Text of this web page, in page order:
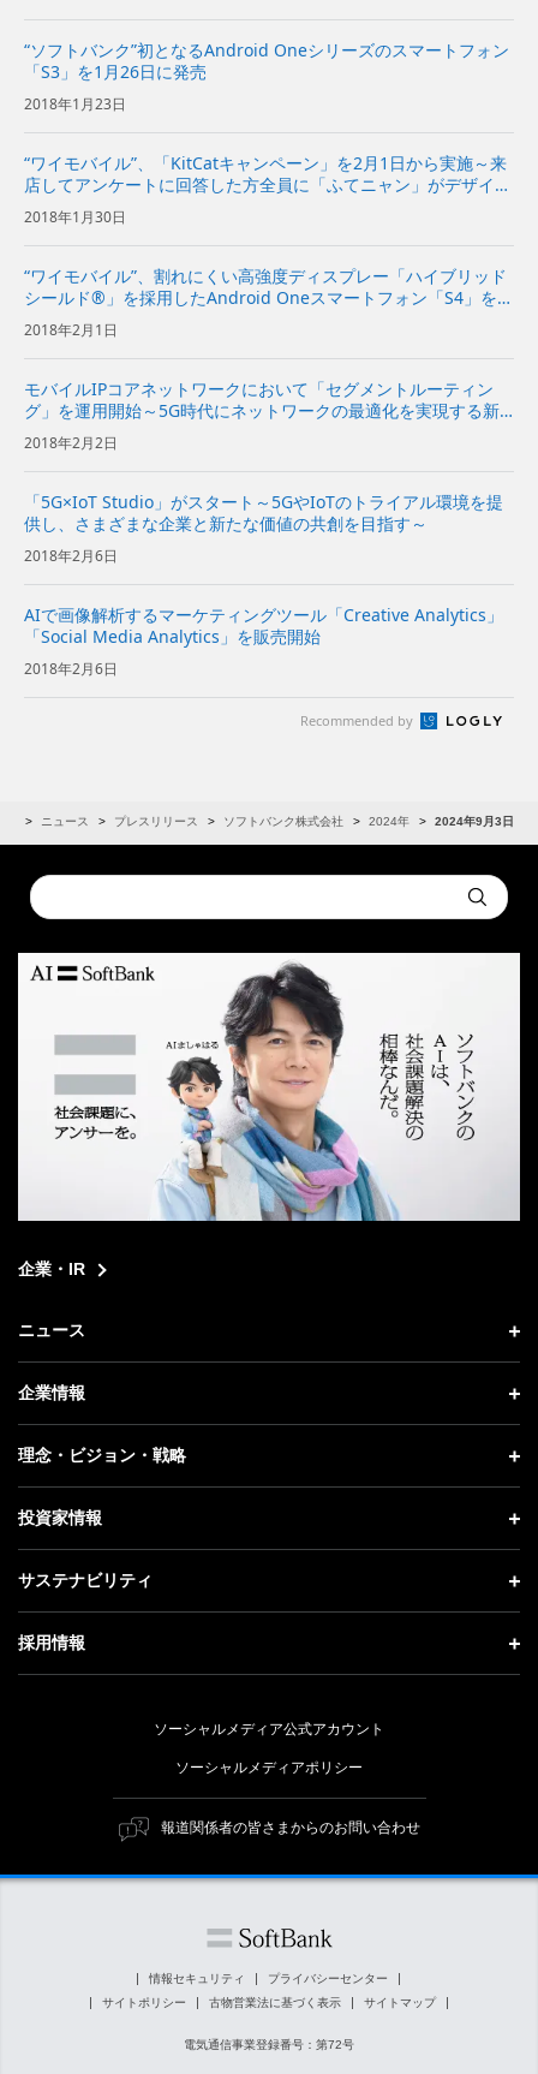
“ソフトバンク”初となるAndroid Oneシリーズのスマートフォン
「S3」を1月26日に発売
2018年1月23日
“ワイモバイル”、「KitCatキャンペーン」を2月1日から実施～来
店してアンケートに回答した方全員に「ふてニャン」がデザイン
されたキットカット「KitCat」をプレゼント～
2018年1月30日
“ワイモバイル”、割れにくい高強度ディスプレー「ハイブリッド
シールド®」を採用したAndroid Oneスマートフォン「S4」を2
月8日に発売
2018年2月1日
モバイルIPコアネットワークにおいて「セグメントルーティン
グ」を運用開始～5G時代にネットワークの最適化を実現する新
技術を導入～
2018年2月2日
「5G×IoT Studio」がスタート～5GやIoTのトライアル環境を提
供し、さまざまな企業と新たな価値の共創を目指す～
2018年2月6日
AIで画像解析するマーケティングツール「Creative Analytics」
「Social Media Analytics」を販売開始
2018年2月6日
Recommended by
ニュース プレスリリース ソフトバンク株式会社 2024年 2024年9月3日
Conduct
a
Submit
企業・IR
ニュース
ニュース トップ
プレスリリース
更新情報
記者説明会
企業情報
企業情報 トップ
社長メッセージ
事業紹介
ガバナンス
理念・ビジョン・戦略
理念・ビジョン・戦略 トップ
成長戦略「Activate AI for Society」
人材戦略
投資家情報
投資家情報 トップ
経営方針
個人投資家の皆さまへ
株式と社債について
サステナビリティ
サステナビリティ トップ
トップメッセージ
ESG方針・体制
マテリアリティ（重要課題）
ESGの主な取り組み
外部評価・イニシアチブ
採用情報
障がい者採用
ソーシャルメディア公式アカウント
ソーシャルメディアポリシー
報道関係者の皆さまからのお問い合わせ
情報セキュリティ
プライバシーセンター
サイトポリシー
古物営業法に基づく表示 サイトマップ
電気通信事業登録番号：第72号